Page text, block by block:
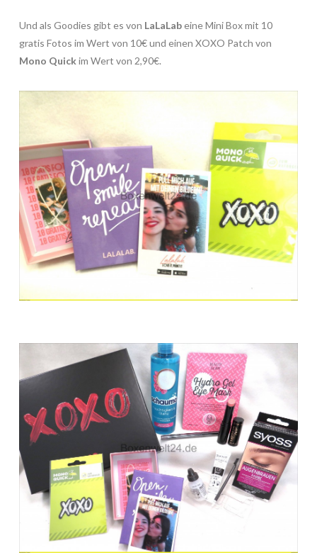
Und als Goodies gibt es von LaLaLabeine Mini Box mit 10
gratis Fotos im Wert von 10€ und einen XOXO Patch von
Mono Quickim Wert von 2,90€.